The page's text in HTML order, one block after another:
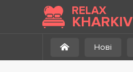
RELAX
KHARKIV
Нові